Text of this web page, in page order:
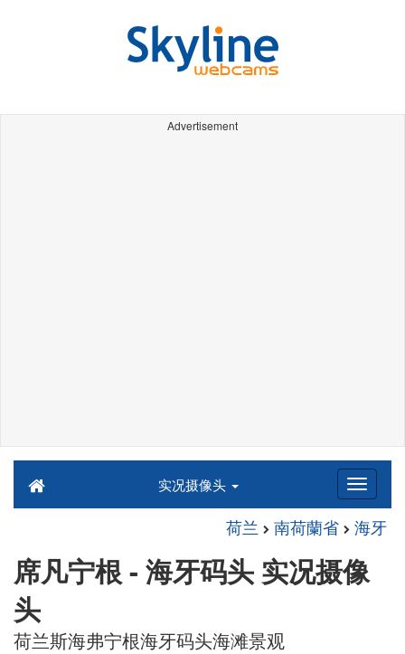
Advertisement
实况摄像头
荷兰 南荷蘭省 海牙
席凡宁根 - 海牙码头 实况摄像
头
荷兰斯海弗宁根海牙码头海滩景观